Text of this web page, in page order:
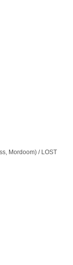
Mordoom) / LOST